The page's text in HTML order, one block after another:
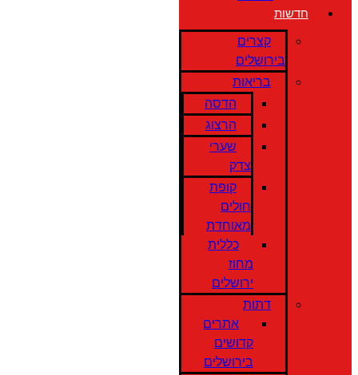
חדשות
קצרים
בירושלים
בריאות
הדסה
הרצוג
שערי
צדק
קופת
חולים
מאוחדת
כללית
מחוז
ירושלים
דתות
אתרים
קדושים
בירושלים